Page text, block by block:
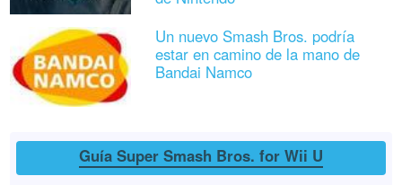
Un nuevo Smash Bros. podría
estar en camino de la mano de
Bandai Namco
Guía Super Smash Bros. for Wii U